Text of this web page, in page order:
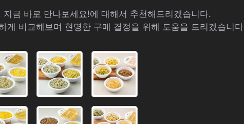
금 바로 만나보세요!에 대해서 추천해드리겠습니다.
게 비교해보며 현명한 구매 결정을 위해 도움을 드리겠습니다